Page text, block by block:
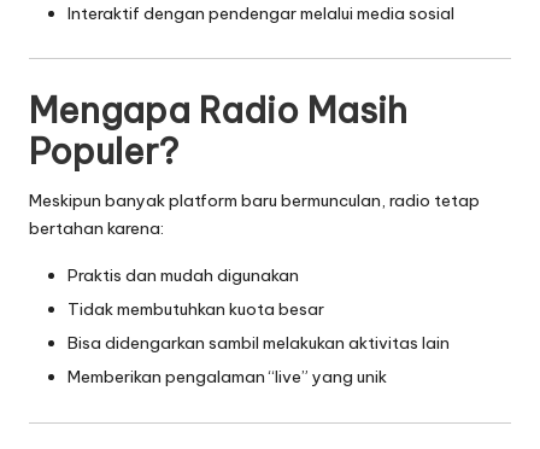
Interaktif dengan pendengar melalui media sosial
Mengapa Radio Masih
Populer?
Meskipun banyak platform baru bermunculan, radio tetap
bertahan karena:
Praktis dan mudah digunakan
Tidak membutuhkan kuota besar
Bisa didengarkan sambil melakukan aktivitas lain
Memberikan pengalaman “live” yang unik